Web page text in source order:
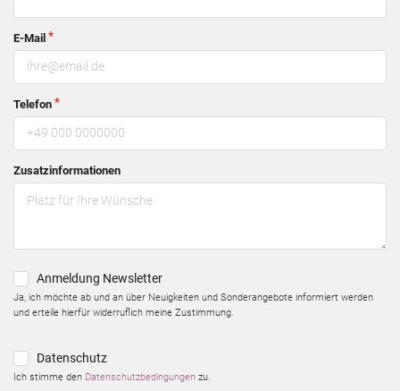
E-Mail
Telefon
Zusatzinformationen
Anmeldung Newsletter
Ja, ich möchte ab und an über Neuigkeiten und Sonderangebote informiert werden
und erteile hierfür widerruflich meine Zustimmung.
Datenschutz
Ich stimme den Datenschutzbedingungen zu.